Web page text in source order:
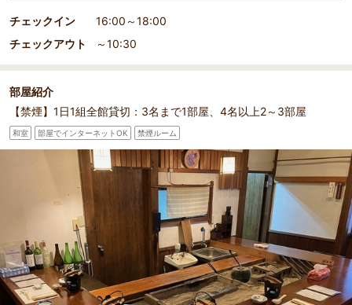
チェックイン
16:00～18:00
チェックアウト
～10:30
部屋紹介
【禁煙】1日1組全館貸切：3名まで1部屋、4名以上2～3部屋
和室 部屋でインターネットOK 禁煙ルーム